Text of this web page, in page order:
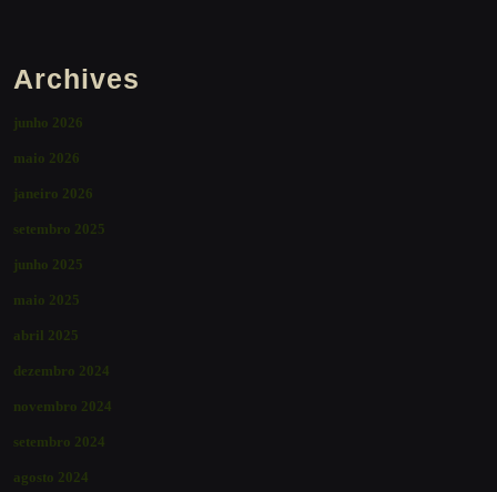
Archives
junho 2026
maio 2026
janeiro 2026
setembro 2025
junho 2025
maio 2025
abril 2025
dezembro 2024
novembro 2024
setembro 2024
agosto 2024